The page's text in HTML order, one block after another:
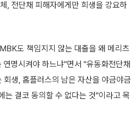
, 전단채 피해자에게만 희생을 강요하
도 책임지지 않는 대출을 왜 메리츠
명시켜야 하느냐"면서 "유동화전단채
생, 홈플러스의 남은 자산을 야금야금
결코 동의할 수 없다는 것"이라고 목